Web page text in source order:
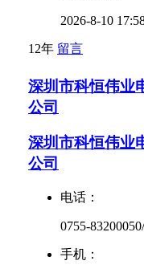
2026-8-10
12年 留言
深圳市科恒伟业
公司
深圳市科恒伟业
公司
电话：
0755-
手机：